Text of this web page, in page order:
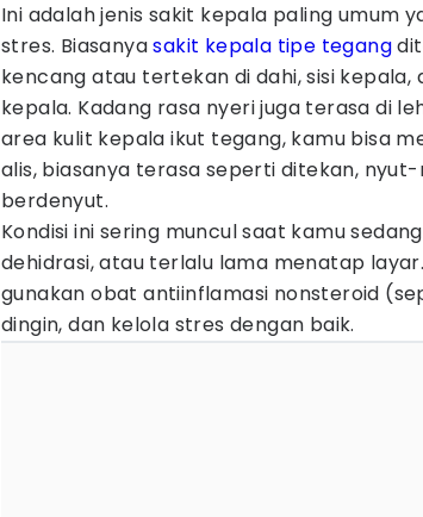
Ini adalah jenis sakit kepala paling umum
stres. Biasanyasakit kepala tipe tegang
kencang atau tertekan di dahi, sisi kepala,
kepala. Kadang rasa nyeri juga terasa di
area kulit kepala ikut tegang, kamu bisa
alis, biasanya terasa seperti ditekan,
berdenyut.
Kondisi ini sering muncul saat kamu
dehidrasi, atau terlalu lama menatap
gunakan obat antiinflamasi nonsteroid
dingin, dan kelola stres dengan baik.